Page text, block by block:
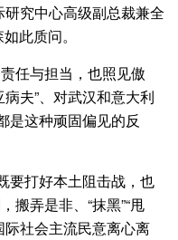
究中心高级副总裁兼全
此质问。
任与担当，也照见傲
夫”、对武汉和意大利
是这种顽固偏见的反
打好本土阻击战，也
搬弄是非、“抹黑”“甩
社会主流民意离心离